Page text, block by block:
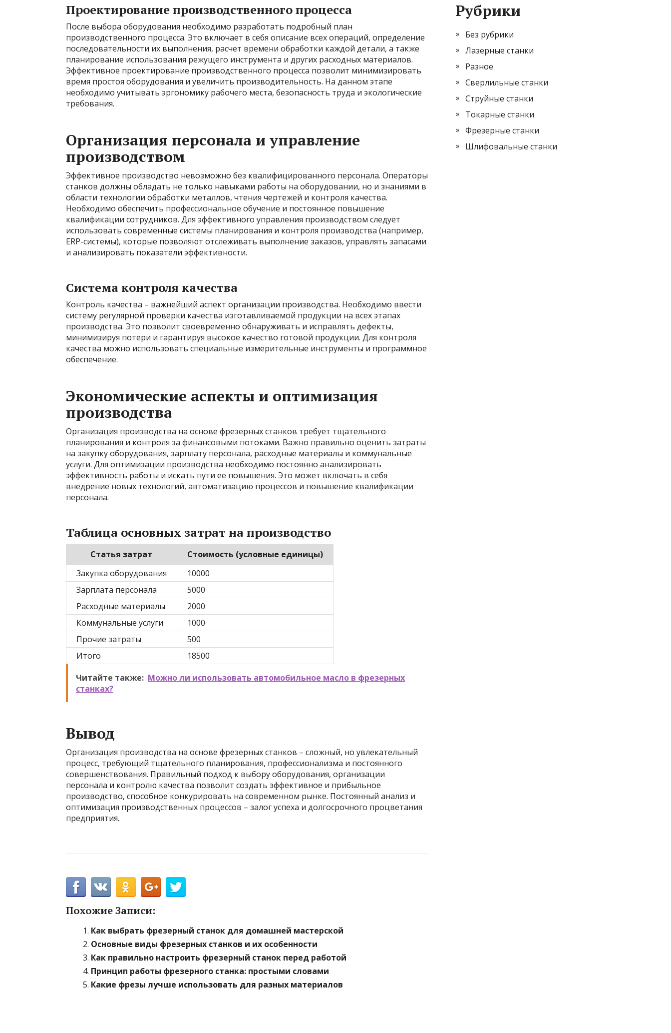
Проектирование производственного процесса
После выбора оборудования необходимо разработать подробный план
производственного процесса. Это включает в себя описание всех операций, определение
последовательности их выполнения, расчет времени обработки каждой детали, а также
планирование использования режущего инструмента и других расходных материалов.
Эффективное проектирование производственного процесса позволит минимизировать
время простоя оборудования и увеличить производительность. На данном этапе
необходимо учитывать эргономику рабочего места, безопасность труда и экологические
требования.
Организация персонала и управление
производством
Эффективное производство невозможно без квалифицированного персонала. Операторы
станков должны обладать не только навыками работы на оборудовании, но и знаниями в
области технологии обработки металлов, чтения чертежей и контроля качества.
Необходимо обеспечить профессиональное обучение и постоянное повышение
квалификации сотрудников. Для эффективного управления производством следует
использовать современные системы планирования и контроля производства (например,
ERP-системы), которые позволяют отслеживать выполнение заказов, управлять запасами
и анализировать показатели эффективности.
Система контроля качества
Контроль качества – важнейший аспект организации производства. Необходимо ввести
систему регулярной проверки качества изготавливаемой продукции на всех этапах
производства. Это позволит своевременно обнаруживать и исправлять дефекты,
минимизируя потери и гарантируя высокое качество готовой продукции. Для контроля
качества можно использовать специальные измерительные инструменты и программное
обеспечение.
Экономические аспекты и оптимизация
производства
Организация производства на основе фрезерных станков требует тщательного
планирования и контроля за финансовыми потоками. Важно правильно оценить затраты
на закупку оборудования, зарплату персонала, расходные материалы и коммунальные
услуги. Для оптимизации производства необходимо постоянно анализировать
эффективность работы и искать пути ее повышения. Это может включать в себя
внедрение новых технологий, автоматизацию процессов и повышение квалификации
персонала.
Таблица основных затрат на производство
Статья затрат
Стоимость (условные единицы)
Закупка оборудования
10000
Зарплата персонала
5000
Расходные материалы
2000
Коммунальные услуги
1000
Прочие затраты
500
Итого
18500
Читайте также: Можно ли использовать автомобильное масло в фрезерных
станках?
Вывод
Организация производства на основе фрезерных станков – сложный, но увлекательный
процесс, требующий тщательного планирования, профессионализма и постоянного
совершенствования. Правильный подход к выбору оборудования, организации
персонала и контролю качества позволит создать эффективное и прибыльное
производство, способное конкурировать на современном рынке. Постоянный анализ и
оптимизация производственных процессов – залог успеха и долгосрочного процветания
предприятия.
Похожие Записи:
Как выбрать фрезерный станок для домашней мастерской
Основные виды фрезерных станков и их особенности
Как правильно настроить фрезерный станок перед работой
Принцип работы фрезерного станка: простыми словами
Какие фрезы лучше использовать для разных материалов
Рубрики
Без рубрики
Лазерные станки
Разное
Сверлильные станки
Струйные станки
Токарные станки
Фрезерные станки
Шлифовальные станки